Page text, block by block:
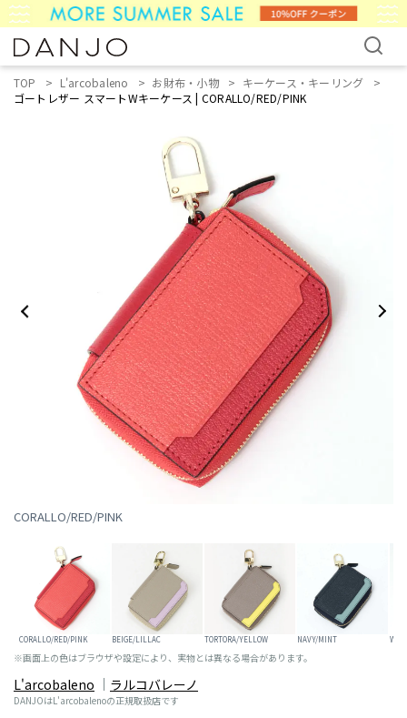
TOP L'arcobaleno お財布・小物
キーケース・キーリング
ゴートレザー スマートWキーケース | CORALLO/RED/PINK
CORALLO/RED/PINK
CORALLO/RED/PINK BEIGE/LILLAC TORTORA/YELLOW NAVY/MINT
※画面上の色はブラウザや設定により、実物とは異なる場合があります。
L'arcobaleno ラルコバレーノ
DANJOはL'arcobalenoの正規取扱店です